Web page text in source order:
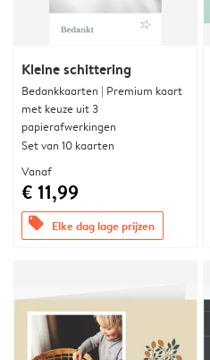
Kleine schittering
Bedankkaarten | Premium kaart
met keuze uit 3
papierafwerkingen
Set van 10 kaarten
Vanaf
€ 11,99
offers Elke dag lage prijzen